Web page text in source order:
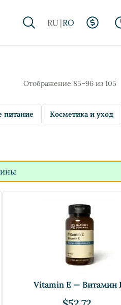
RU RO
Отображение 85–96 из 105
питание Косметика и уход
Vitamin E — Витамин